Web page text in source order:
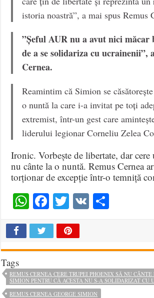
istoria noastră”, a mai spus Remus
”Șeful AUR nu a avut nici măcar
de a se solidariza cu ucrainenii”,
Cernea.
Reamintim că Simion se
o nuntă la care i-a invitat pe toți
extremist, într-un gest care
liderului legionar Corneliu Zelea
Ironic. Vorbește de libertate, dar cere
nu cânte la o nuntă. Remus Cernea
torționar de excepție într-o temniță
WhatsApp
Facebook
Twitter
VK
Tags
REMUS CERNEA CERE TRUPEI PHOENIX SĂ NU
SIMION PENTRU CĂ ACESTA NU S-A SOLIDARIZAT CU
REMUS CERNEA GEORGE SIMION